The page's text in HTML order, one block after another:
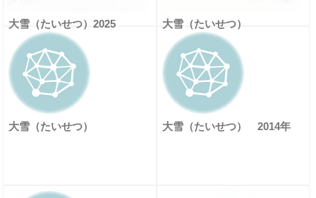
大雪（たいせつ）2025 大雪（たいせつ）
大雪（たいせつ） 大雪（たいせつ） 2014年